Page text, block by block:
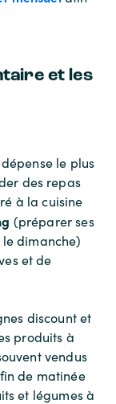
et les
le plus
des repas
à la cuisine
(préparer ses
dimanche)
et de
discount et
produits à
vendus
de matinée
et légumes à